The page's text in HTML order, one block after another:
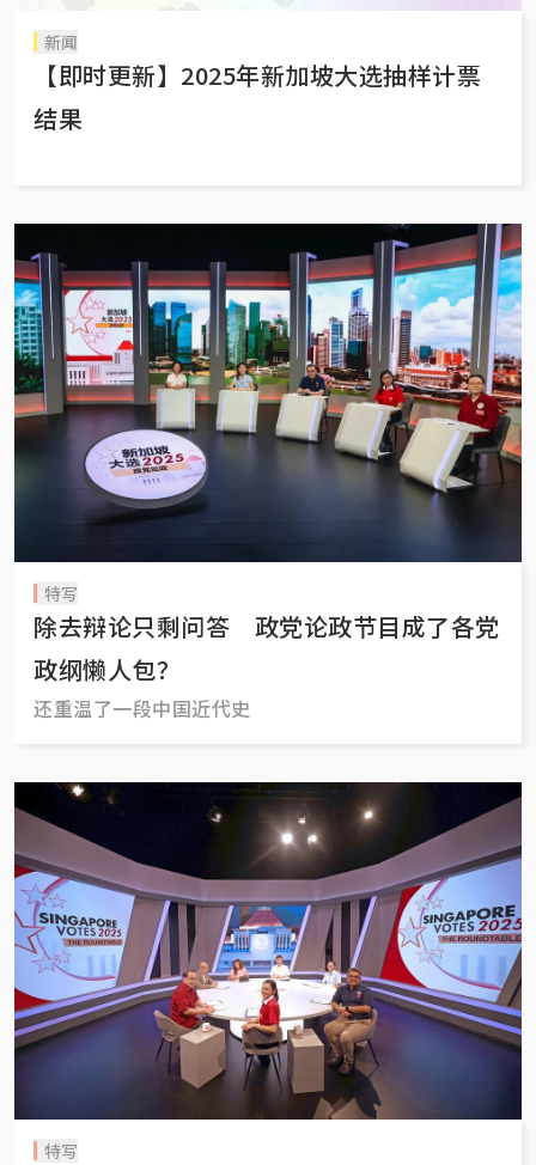
新闻
【即时更新】2025年新加坡大选抽样计票
结果
特写
除去辩论只剩问答 政党论政节目成了各党
政纲懒人包？
还重温了一段中国近代史
特写